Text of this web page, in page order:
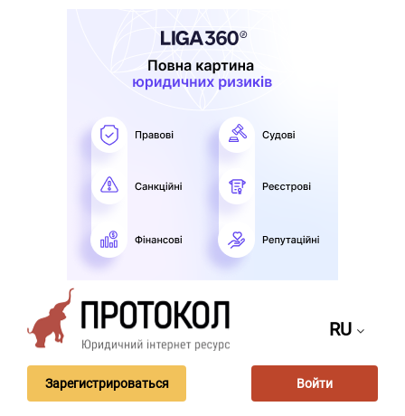
RU
Зарегистрироваться Войти